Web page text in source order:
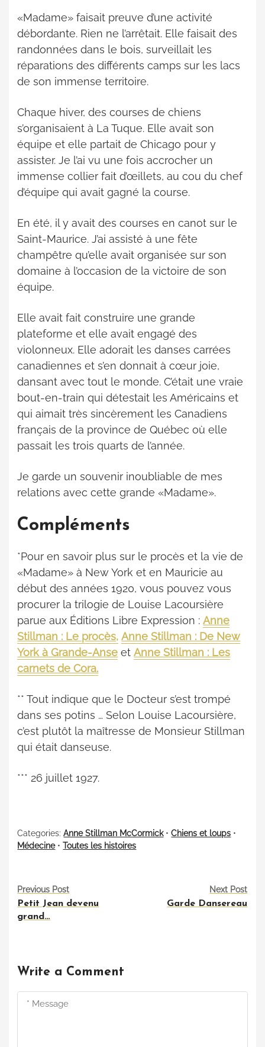
«Madame» faisait preuve d’une activité
débordante. Rien ne l’arrêtait. Elle faisait des
randonnées dans le bois, surveillait les
réparations des différents camps sur les lacs
de son immense territoire.
Chaque hiver, des courses de chiens
s’organisaient à La Tuque. Elle avait son
équipe et elle partait de Chicago pour y
assister. Je l’ai vu une fois accrocher un
immense collier fait d’œillets, au cou du chef
d’équipe qui avait gagné la course.
En été, il y avait des courses en canot sur le
Saint-Maurice. J’ai assisté à une fête
champêtre qu’elle avait organisée sur son
domaine à l’occasion de la victoire de son
équipe.
Elle avait fait construire une grande
plateforme et elle avait engagé des
violonneux. Elle adorait les danses carrées
canadiennes et s’en donnait à cœur joie,
dansant avec tout le monde. C’était une vraie
bout-en-train qui détestait les Américains et
qui aimait très sincèrement les Canadiens
français de la province de Québec où elle
passait les trois quarts de l’année.
Je garde un souvenir inoubliable de mes
relations avec cette grande «Madame».
Compléments
*Pour en savoir plus sur le procès et la vie de
«Madame» à New York et en Mauricie au
début des années 1920, vous pouvez vous
procurer la trilogie de Louise Lacoursière
parue aux Éditions Libre Expression :Anne
Stillman : Le procès, Anne Stillman : De New
York à Grande-Anse etAnne Stillman : Les
carnets de Cora.
** Tout indique que le Docteur s’est trompé
dans ses potins … Selon Louise Lacoursière,
c’est plutôt la maîtresse de Monsieur Stillman
qui était danseuse.
*** 26 juillet 1927.
Categories:Anne Stillman McCormick•Chiens et loups •
Médecine•Toutes les histoires
P
o
n
a
Previous Post
Petit Jean devenu
grand…
Next Post
Garde Dansereau
Write a Comment